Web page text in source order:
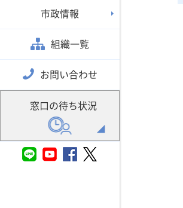
市政情報
組織一覧
お問い合わせ
窓口の待ち状況